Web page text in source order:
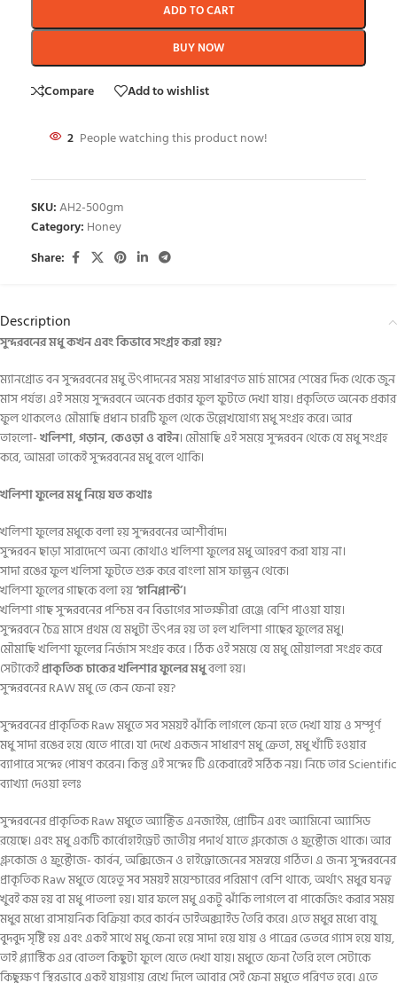
ADD TO CART
BUY NOW
Compare Add to wishlist
2 People watching this product now!
SKU:AH2-500gm
Category: Honey
Share:
Description
সুন্দরবনের মধু কখন এবং কিভাবে সংগ্রহ করা হয়?
ম্যানগ্রোভ বন সুন্দরবনের মধু উৎপাদনের সময় সাধারণত মার্চ মাসের শেষের দিক থেকে জুন
মাস পর্যন্ত। এই সময়ে সুন্দরবনে অনেক প্রকার ফুল ফুটতে দেখা যায়। প্রকৃতিতে অনেক প্রকার
ফুল থাকলেও মৌমাছি প্রধান চারটি ফুল থেকে উল্লেখযোগ্য মধু সংগ্রহ করে। আর
তাহলো-খলিশা, গড়ান, কেওড়া ও বাইন। মৌমাছি এই সময়ে সুন্দরবন থেকে যে মধু সংগ্রহ
করে, আমরা তাকেই সুন্দরবনের মধু বলে থাকি।
খলিশা ফুলের মধু নিয়ে যত কথাঃ
খলিশা ফুলের মধুকে বলা হয় সুন্দরবনের আশীর্বাদ।
সুন্দরবন ছাড়া সারাদেশে অন্য কোথাও খলিশা ফুলের মধু আহরণ করা যায় না।
সাদা রঙের ফুল খলিসা ফুটতে শুরু করে বাংলা মাস ফাল্গুন থেকে।
খলিশা ফুলের গাছকে বলা হয়‘হানিপ্লান্ট’।
খলিশা গাছ সুন্দরবনের পশ্চিম বন বিভাগের সাতক্ষীরা রেঞ্জে বেশি পাওয়া যায়।
সুন্দরবনে চৈত্র মাসে প্রথম যে মধুটা উৎপন্ন হয় তা হল খলিশা গাছের ফুলের মধু।
মৌমাছি খলিশা ফুলের নির্জাস সংগ্রহ করে । ঠিক ওই সময়ে যে মধু মৌয়ালরা সংগ্রহ করে
সেটাকেইপ্রাকৃতিক চাকের খলিশার ফুলের মধুবলা হয়।
সুন্দরবনের RAW মধু তে কেন ফেনা হয়?
সুন্দরবনের প্রাকৃতিক Raw মধুতে সব সময়ই ঝাঁকি লাগলে ফেনা হতে দেখা যায় ও সম্পূর্ণ
মধু সাদা রঙের হয়ে যেতে পারে। যা দেখে একজন সাধারণ মধু ক্রেতা, মধু খাঁটি হওয়ার
ব্যাপারে সন্দেহ পোষণ করেন। কিন্তু এই সন্দেহ টি একেবারেই সঠিক নয়। নিচে তার Scientific
ব্যাখ্যা দেওয়া হলঃ
সুন্দরবনের প্রাকৃতিক Raw মধুতে অ্যাক্টিভ এনজাইম, প্রোটিন এবং অ্যামিনো অ্যাসিড
রয়েছে। এবং মধু একটি কার্বোহাইড্রেট জাতীয় পদার্থ যাতে গ্লুকোজ ও ফ্রুক্টোজ থাকে। আর
গ্লুকোজ ও ফ্রুক্টোজ- কার্বন, অক্সিজেন ও হাইড্রোজেনের সমন্বয়ে গঠিত। এ জন্য সুন্দরবনের
প্রাকৃতিক Raw মধুতে যেহেতু সব সময়ই ময়েশ্চারের পরিমাণ বেশি থাকে, অর্থাৎ মধুর ঘনত্ব
খুবই কম হয় বা মধু পাতলা হয়। যার ফলে মধু একটু ঝাঁকি লাগলে বা পাকেজিং করার সময়
মধুর মধ্যে রাসায়নিক বিক্রিয়া করে কার্বন ডাইঅক্সাইড তৈরি করে। এতে মধুর মধ্যে বায়ু
বুদবুদ সৃষ্টি হয় এবং একই সাথে মধু ফেনা হয়ে সাদা হয়ে যায় ও পাত্রের ভেতরে গ্যাস হয়ে যায়,
তাই প্ল্যাস্টিক এর বোতল কিছুটা ফুলে যেতে দেখা যায়। মধুতে ফেনা তৈরি হলে সেটাকে
কিছুক্ষণ স্থিরভাবে একই যায়গায় রেখে দিলে আবার সেই ফেনা মধুতে পরিণত হবে। এতে